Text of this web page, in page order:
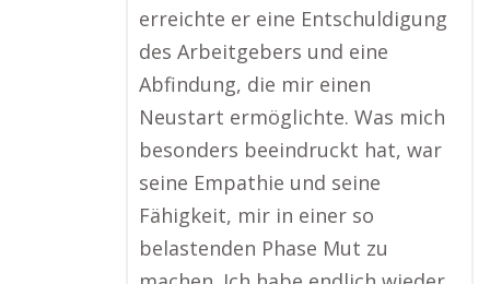
erreichte er eine Entschuldigung
des Arbeitgebers und eine
Abfindung, die mir einen
Neustart ermöglichte. Was mich
besonders beeindruckt hat, war
seine Empathie und seine
Fähigkeit, mir in einer so
belastenden Phase Mut zu